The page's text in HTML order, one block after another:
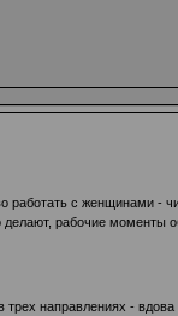
работать с женщинами
рабочие
направлениях -